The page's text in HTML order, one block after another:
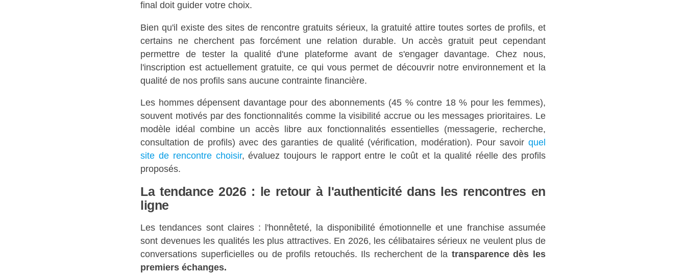
final doit guider votre choix.
Bien qu'il existe des sites de rencontre gratuits sérieux, la gratuité attire toutes sortes de profils, et
certains ne cherchent pas forcément une relation durable. Un accès gratuit peut cependant
permettre de tester la qualité d'une plateforme avant de s'engager davantage. Chez nous,
l'inscription est actuellement gratuite, ce qui vous permet de découvrir notre environnement et la
qualité de nos profils sans aucune contrainte financière.
Les hommes dépensent davantage pour des abonnements (45 % contre 18 % pour les femmes),
souvent motivés par des fonctionnalités comme la visibilité accrue ou les messages prioritaires. Le
modèle idéal combine un accès libre aux fonctionnalités essentielles (messagerie, recherche,
consultation de profils) avec des garanties de qualité (vérification, modération). Pour savoir quel
site de rencontre choisir, évaluez toujours le rapport entre le coût et la qualité réelle des profils
proposés.
La tendance 2026 : le retour à l'authenticité dans les rencontres en
ligne
Les tendances sont claires : l'honnêteté, la disponibilité émotionnelle et une franchise assumée
sont devenues les qualités les plus attractives. En 2026, les célibataires sérieux ne veulent plus de
conversations superficielles ou de profils retouchés. Ils recherchent de la transparence dès les
premiers échanges.